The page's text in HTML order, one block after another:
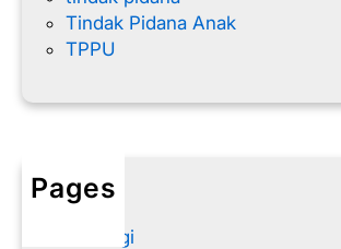
Tindak Pidana Anak
TPPU
Pages
Home
Hubungi